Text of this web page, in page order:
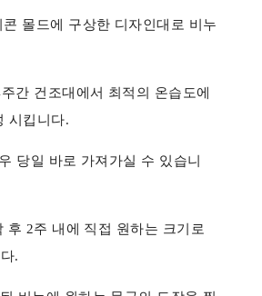
몰드에 구상한 디자인대로 비누
간 건조대에서 최적의 온습도에
시킵니다.
당일 바로 가져가실 수 있습니
후 2주 내에 직접 원하는 크기로
.